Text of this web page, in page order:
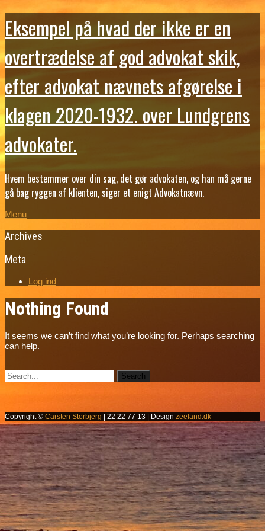
Eksempel på hvad der ikke er en
overtrædelse af god advokat skik,
efter advokat nævnets afgørelse i
klagen 2020-1932. over Lundgrens
advokater.
Hvem bestemmer over din sag, det gør advokaten, og han må gerne
gå bag ryggen af klienten, siger et enigt Advokatnævn.
Menu
Archives
Meta
Log ind
Nothing Found
It seems we can’t find what you’re looking for. Perhaps searching
can help.
Copyright © Carsten Storbjerg | 22 22 77 13 | Design zeeland.dk